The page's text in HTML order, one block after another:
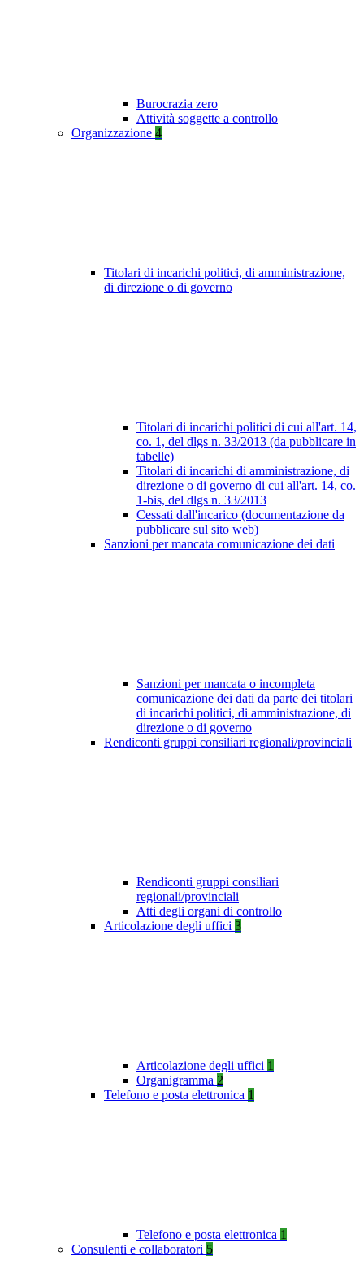
Burocrazia zero
Attività soggette a controllo
Organizzazione 4
Titolari di incarichi politici, di amministrazione,
di direzione o di governo
Titolari di incarichi politici di cui all'art. 14,
co. 1, del dlgs n. 33/2013 (da pubblicare in
tabelle)
Titolari di incarichi di amministrazione, di
direzione o di governo di cui all'art. 14, co.
1-bis, del dlgs n. 33/2013
Cessati dall'incarico (documentazione da
pubblicare sul sito web)
Sanzioni per mancata comunicazione dei dati
Sanzioni per mancata o incompleta
comunicazione dei dati da parte dei titolari
di incarichi politici, di amministrazione, di
direzione o di governo
Rendiconti gruppi consiliari regionali/provinciali
Rendiconti gruppi consiliari
regionali/provinciali
Atti degli organi di controllo
Articolazione degli uffici 3
Articolazione degli uffici 1
Organigramma 2
Telefono e posta elettronica 1
Telefono e posta elettronica 1
Consulenti e collaboratori 5